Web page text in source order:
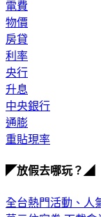
電費
物價
房貸
利率
央行
升息
中央銀行
通膨